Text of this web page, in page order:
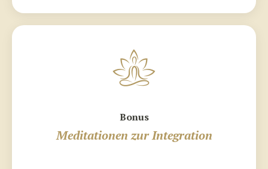
Bonus
Meditationen zur Integration